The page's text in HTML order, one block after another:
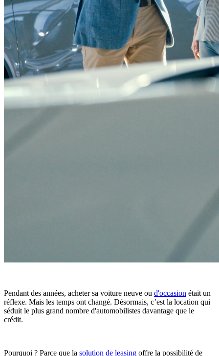
Pendant des années, acheter sa voiture neuve ou d'occasion était un
réflexe. Mais les temps ont changé. Désormais, c’est la location qui
séduit le plus grand nombre d'automobilistes davantage que le
crédit.
Pourquoi ? Parce que la solution de leasing offre la possibilité de